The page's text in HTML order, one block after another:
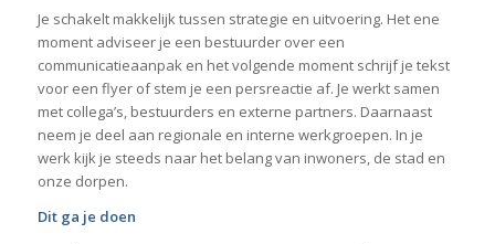
Je schakelt makkelijk tussen strategie en uitvoering. Het ene
moment adviseer je een bestuurder over een
communicatieaanpak en het volgende moment schrijf je tekst
voor een flyer of stem je een persreactie af. Je werkt samen
met collega’s, bestuurders en externe partners. Daarnaast
neem je deel aan regionale en interne werkgroepen. In je
werk kijk je steeds naar het belang van inwoners, de stad en
onze dorpen.
Dit ga je doen